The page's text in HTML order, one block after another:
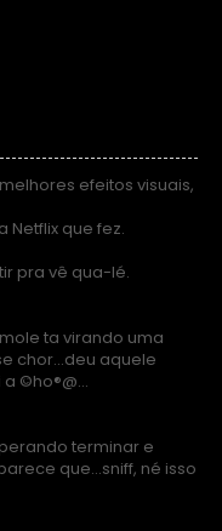
efeitos visuais,
Netflix que fez.
pra vê qua-lé.
ta virando uma
chor...deu aquele
©ho®@...
terminar e
que...sniff, né isso